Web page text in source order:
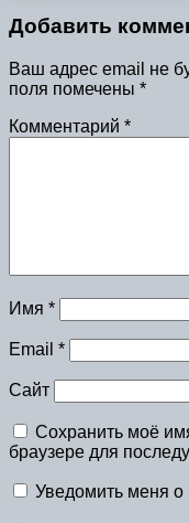
Добавить
Ваш адрес email не
поля помечены *
Комментарий *
Имя *
Email *
Сайт
Сохранить моё
браузере для
Уведомить меня о